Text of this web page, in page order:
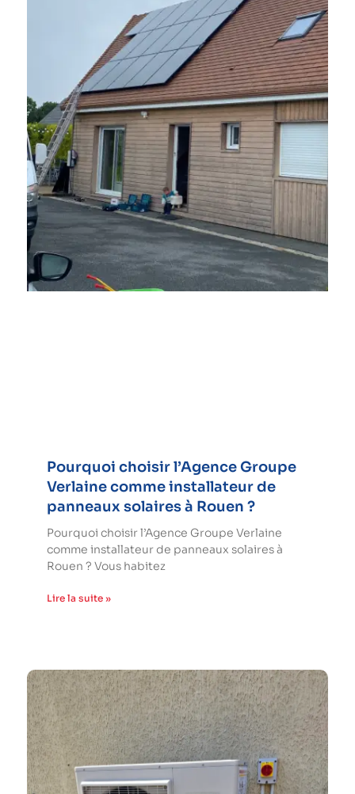
Pourquoi choisir l’Agence Groupe
Verlaine comme installateur de
panneaux solaires à Rouen ?
Pourquoi choisir l’Agence Groupe Verlaine
comme installateur de panneaux solaires à
Rouen ? Vous habitez
Lire la suite »